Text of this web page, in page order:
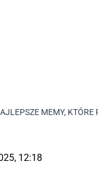
MEMY, KTÓRE
12:18